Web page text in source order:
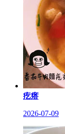
疙瘩
2026-07-09